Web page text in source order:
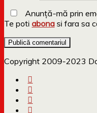
Anunță-mă prin
Te poti abona si fara sa
Copyright 2009-2023